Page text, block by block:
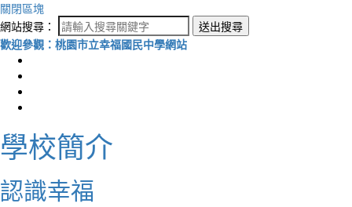
關閉區塊
網站搜尋：
送出搜尋
歡迎參觀：桃園市立幸福國民中學網站
學校簡介
認識幸福